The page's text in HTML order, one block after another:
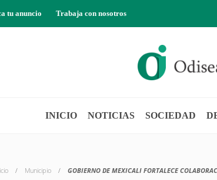
tu anuncio Trabaja con nosotros
INICIO NOTICIAS SOCIEDAD
Municipio GOBIERNO DE MEXICALI FORTALECE